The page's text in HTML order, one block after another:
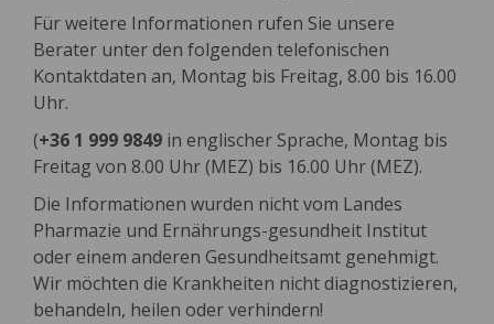
Für weitere Informationen rufen Sie unsere
Berater unter den folgenden telefonischen
Kontaktdaten an, Montag bis Freitag, 8.00 bis 16.00
Uhr.
(+36 1 999 9849 in englischer Sprache, Montag bis
Freitag von 8.00 Uhr (MEZ) bis 16.00 Uhr (MEZ).
Die Informationen wurden nicht vom Landes
Pharmazie und Ernährungs-gesundheit Institut
oder einem anderen Gesundheitsamt genehmigt.
Wir möchten die Krankheiten nicht diagnostizieren,
behandeln, heilen oder verhindern!